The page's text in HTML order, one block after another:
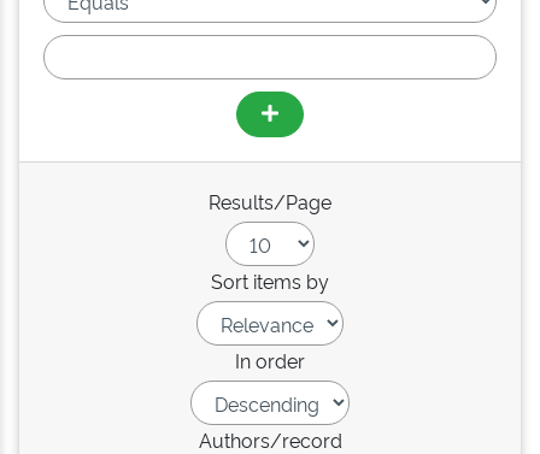
Results/Page
Sort items by
In order
Authors/record